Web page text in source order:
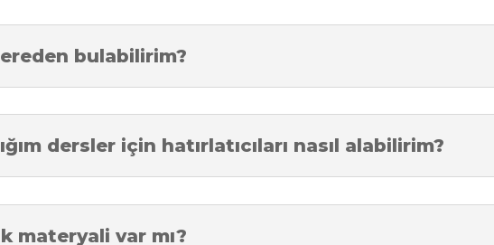
bulabilirim?
dersler için hatırlatıcıları nasıl alabilirim?
materyali var mı?